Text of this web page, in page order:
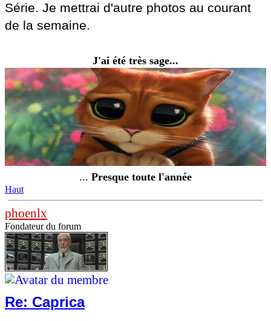
Série. Je mettrai d'autre photos au courant
de la semaine.
J'ai été très sage...
... Presque toute l'année
Haut
phoenlx
Fondateur du forum
Re: Caprica